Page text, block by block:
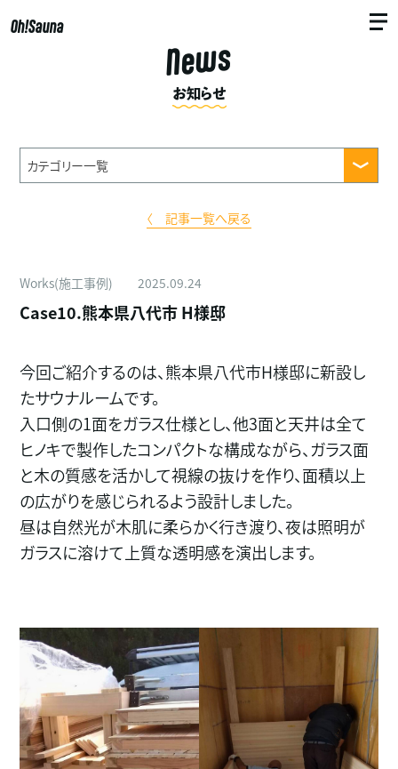
Oh!Sauna
News
お知らせ
〈 記事一覧へ戻る
Works(施工事例) 2025.09.24
Case10.熊本県八代市 H様邸
今回ご紹介するのは、熊本県八代市H様邸に新設し
たサウナルームです。
入口側の1面をガラス仕様とし、他3面と天井は全て
ヒノキで製作したコンパクトな構成ながら、ガラス面
と木の質感を活かして視線の抜けを作り、面積以上
の広がりを感じられるよう設計しました。
昼は自然光が木肌に柔らかく行き渡り、夜は照明が
ガラスに溶けて上質な透明感を演出します。